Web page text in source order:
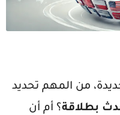
من المهم تحديد
بطلاقة؟ أم أن